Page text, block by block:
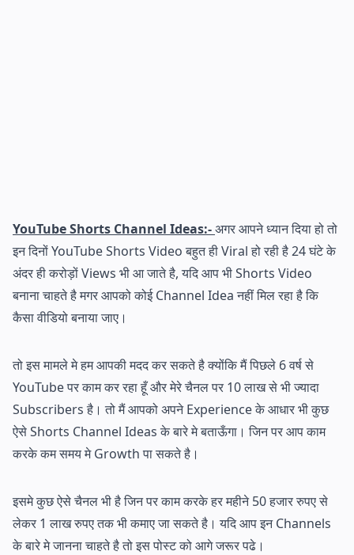
YouTube Shorts Channel Ideas:-अगर आपने ध्यान दिया हो तो
इन दिनों YouTube Shorts Video बहुत ही Viral हो रही है 24 घंटे के
अंदर ही करोड़ों Views भी आ जाते है, यदि आप भी Shorts Video
बनाना चाहते है मगर आपको कोई Channel Idea नहीं मिल रहा है कि
कैसा वीडियो बनाया जाए।
तो इस मामले मे हम आपकी मदद कर सकते है क्योंकि मैं पिछले 6 वर्ष से
YouTube पर काम कर रहा हूँ और मेरे चैनल पर 10 लाख से भी ज्यादा
Subscribers है। तो मैं आपको अपने Experience के आधार भी कुछ
ऐसे Shorts Channel Ideas के बारे मे बताऊँगा। जिन पर आप काम
करके कम समय मे Growth पा सकते है।
इसमे कुछ ऐसे चैनल भी है जिन पर काम करके हर महीने 50 हजार रुपए से
लेकर 1 लाख रुपए तक भी कमाए जा सकते है। यदि आप इन Channels
के बारे मे जानना चाहते है तो इस पोस्ट को आगे जरूर पढे।